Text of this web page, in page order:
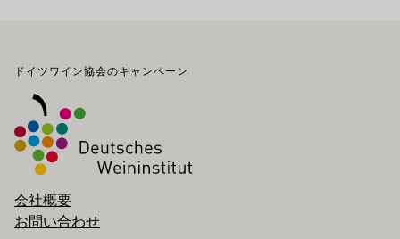
フッター
ドイツワイン協会のキャンペーン
会社概要
お問い合わせ